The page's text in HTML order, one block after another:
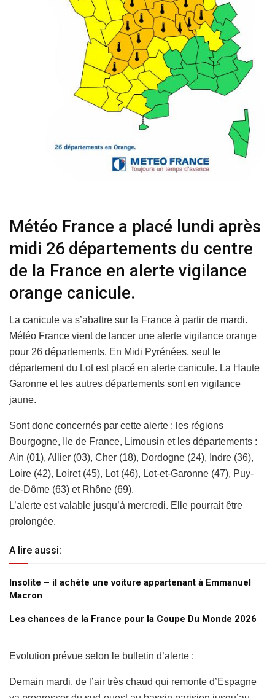
Météo France a placé lundi après
midi 26 départements du centre
de la France en alerte vigilance
orange canicule.
La canicule va s’abattre sur la France à partir de mardi.
Météo France vient de lancer une alerte vigilance orange
pour 26 départements. En Midi Pyrénées, seul le
département du Lot est placé en alerte canicule. La Haute
Garonne et les autres départements sont en vigilance
jaune.
Sont donc concernés par cette alerte : les régions
Bourgogne, Ile de France, Limousin et les départements :
Ain (01), Allier (03), Cher (18), Dordogne (24), Indre (36),
Loire (42), Loiret (45), Lot (46), Lot-et-Garonne (47), Puy-
de-Dôme (63) et Rhône (69).
L’alerte est valable jusqu’à mercredi. Elle pourrait être
prolongée.
A lire aussi:
Insolite – il achète une voiture appartenant à Emmanuel
Macron
Les chances de la France pour la Coupe Du Monde 2026
Evolution prévue selon le bulletin d’alerte :
Demain mardi, de l’air très chaud qui remonte d’Espagne